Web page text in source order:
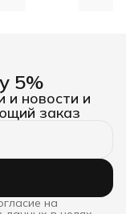
5%
и новости и
заказ
на